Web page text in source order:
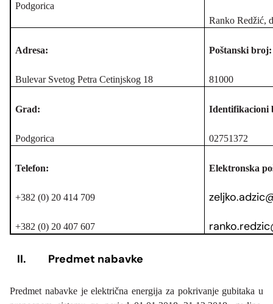
Podgorica
Ranko Redžić,
Adresa:
Bulevar Svetog Petra Cetinjskog 18
Poštanski broj:
81000
Grad:
Podgorica 02751372
Telefon:
+382 (0) 20 414 709
+382 (0) 20 407 607
Elektronska
II. Predmet nabavke
Predmet nabavke je električna energija za pokrivanje gubitaka u